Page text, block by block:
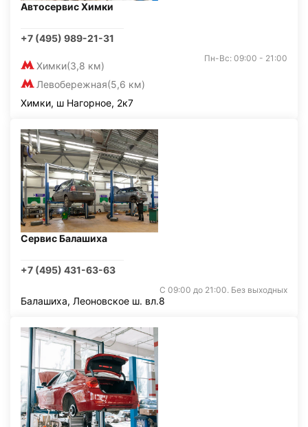
Автосервис Химки
+7 (495) 989-21-31
Химки(3,8 км)
Левобережная(5,6 км)
Пн-Вс: 09:00 - 21:00
Химки, ш Нагорное, 2к7
Сервис Балашиха
+7 (495) 431-63-63
С 09:00 до 21:00. Без выходных
Балашиха, Леоновское ш. вл.8